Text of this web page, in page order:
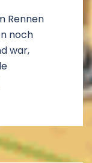
Rennen
noch
war,